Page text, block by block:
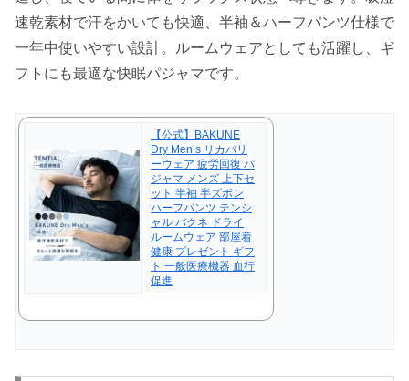
速乾素材で汗をかいても快適、半袖＆ハーフパンツ仕様で
一年中使いやすい設計。ルームウェアとしても活躍し、ギ
フトにも最適な快眠パジャマです。
【公式】BAKUNE
Dry Men’s リカバリ
ーウェア 疲労回復 パ
ジャマ メンズ 上下セ
ット 半袖 半ズボン
ハーフパンツ テンシ
ャル バクネ ドライ
ルームウェア 部屋着
健康 プレゼント ギフ
ト 一般医療機器 血行
促進